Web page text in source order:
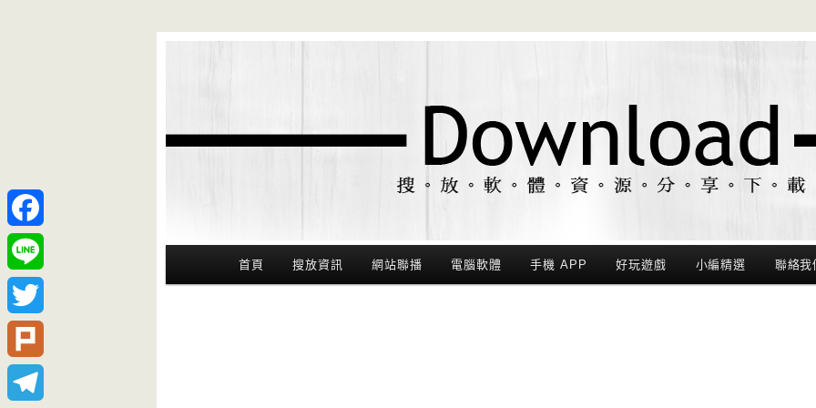
Main Menu
首頁 搜放資訊 網站聯播 電腦軟體 手機 APP 好玩遊戲 小編精選 聯絡我
Facebook
Line
Twitter
Plurk